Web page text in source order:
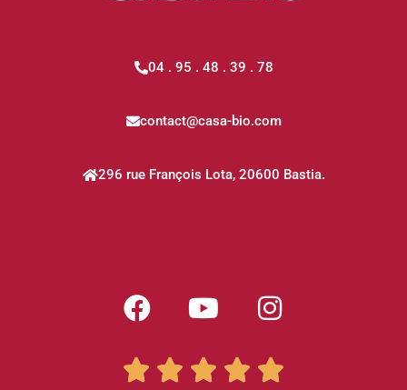
04 . 95 . 48 . 39 . 78
contact@casa-bio.com
296 rue François Lota, 20600 Bastia.
    